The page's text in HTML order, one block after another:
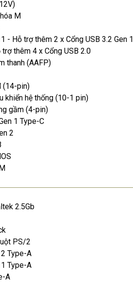
M
- Hỗ trợ thêm 2 x Cổng USB 3.2 Gen 1
thêm 4 x Cổng USB 2.0
thanh (AAFP)
(14-pin)
khiển hệ thống (10-1 pin)
gầm (4-pin)
1 Type-C
2
2.5Gb
PS/2
Type-A
Type-A
A